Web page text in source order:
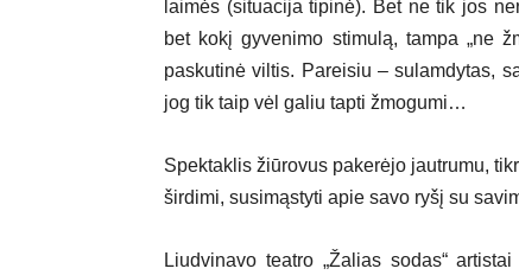
laimės (situacija tipinė). Bet ne tik jos
bet kokį gyvenimo stimulą, tampa „ne
paskutinė viltis. Pareisiu – sulamdytas,
jog tik taip vėl galiu tapti žmogumi…
Spektaklis žiūrovus pakerėjo jautrumu,
širdimi, susimąstyti apie savo ryšį su
Liudvinavo teatro „Žalias sodas“